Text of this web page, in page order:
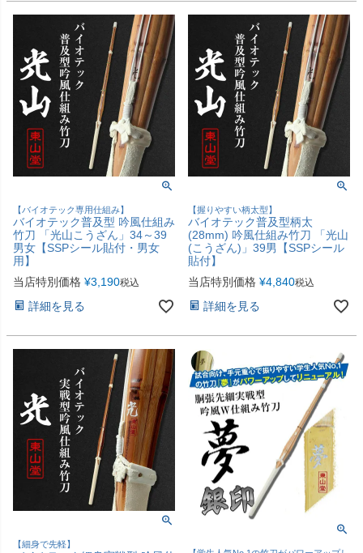
【バイオテック専用仕組み】
バイオテック普及型 吟風仕組み
竹刀 「光山こうざん」34～39
男女【SSPシール貼付・男女
用】
当店特別価格 ¥3,190税込
詳細を見る
【握りやすい柄太型】
バイオテック普及型柄太
(28mm) 吟風仕組み竹刀 「光山
(こうざん)」39男【SSPシール
貼付】
当店特別価格 ¥4,840税込
詳細を見る
【細身で先軽】